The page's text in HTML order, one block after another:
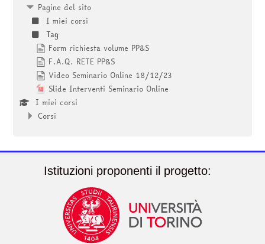
Pagine del sito
I miei corsi
Tag
Form richiesta volume PP&S
F.A.Q. RETE PP&S
Video Seminario Online 18/12/23
Slide Interventi Seminario Online
I miei corsi
Corsi
Istituzioni proponenti il progetto: